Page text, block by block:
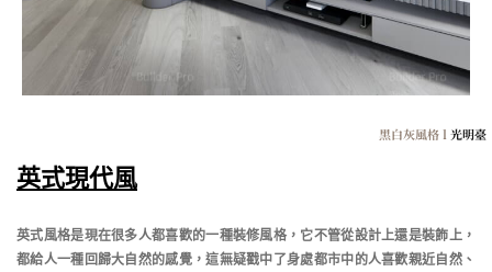
黑白灰風格 l光明臺
英式現代風
英式風格是現在很多人都喜歡的一種裝修風格，它不管從設計上還是裝飾上，
都給人一種回歸大自然的感覺，這無疑戳中了身處都市中的人喜歡親近自然、